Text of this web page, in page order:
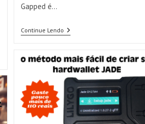
Gapped é…
Continue LendoUsando
M5STACK
Wallet
Com
SPARROW
–
NUNCHUK
–
BLUEWALLET